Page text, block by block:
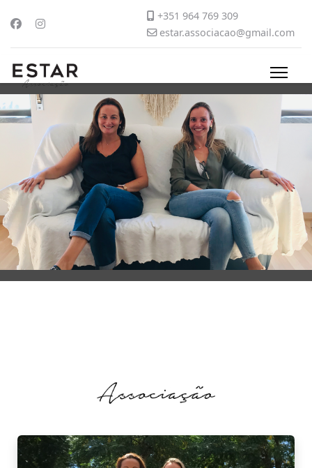
+351 964 769 309
estar.associacao@gmail.com